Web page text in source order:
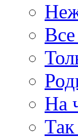
Все
На